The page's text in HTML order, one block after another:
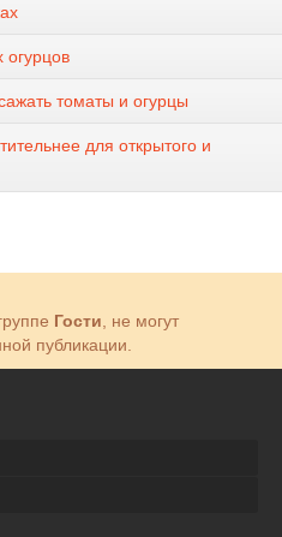
томаты и огурцы
для открытого и
Гости , не могут
публикации.